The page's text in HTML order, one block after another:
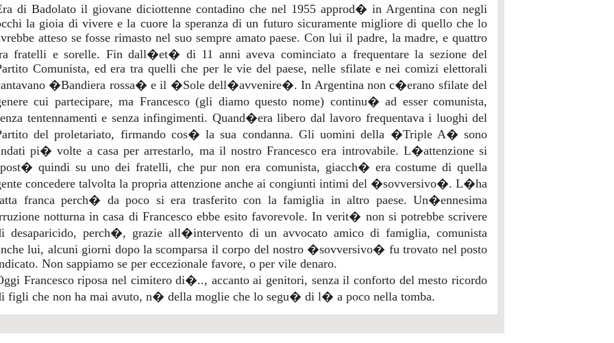
di Badolato il giovane diciottenne contadino che nel 1955 approd� in Argentina con negli
la gioia di vivere e la cuore la speranza di un futuro sicuramente migliore di quello che lo
atteso se fosse rimasto nel suo sempre amato paese. Con lui il padre, la madre, e quattro
fratelli e sorelle. Fin dall�et� di 11 anni aveva cominciato a frequentare la sezione del
Comunista, ed era tra quelli che per le vie del paese, nelle sfilate e nei comizi elettorali
�Bandiera rossa� e il �Sole dell�avvenire�. In Argentina non c�erano sfilate del
cui partecipare, ma Francesco (gli diamo questo nome) continu� ad esser comunista,
tentennamenti e senza infingimenti. Quand�era libero dal lavoro frequentava i luoghi del
del proletariato, firmando cos� la sua condanna. Gli uomini della �Triple A� sono
pi� volte a casa per arrestarlo, ma il nostro Francesco era introvabile. L�attenzione si
quindi su uno dei fratelli, che pur non era comunista, giacch� era costume di quella
concedere talvolta la propria attenzione anche ai congiunti intimi del �sovversivo�. L�ha
franca perch� da poco si era trasferito con la famiglia in altro paese. Un�ennesima
notturna in casa di Francesco ebbe esito favorevole. In verit� non si potrebbe scrivere
desaparicido, perch�, grazie all�intervento di un avvocato amico di famiglia, comunista
lui, alcuni giorni dopo la scomparsa il corpo del nostro �sovversivo� fu trovato nel posto
Non sappiamo se per eccezionale favore, o per vile denaro.
Francesco riposa nel cimitero di�.., accanto ai genitori, senza il conforto del mesto ricordo
figli che non ha mai avuto, n� della moglie che lo segu� di l� a poco nella tomba.